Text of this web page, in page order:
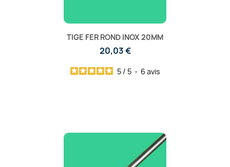
TIGE FER ROND INOX 20MM
20,03 €
5 / 5 - 6 avis